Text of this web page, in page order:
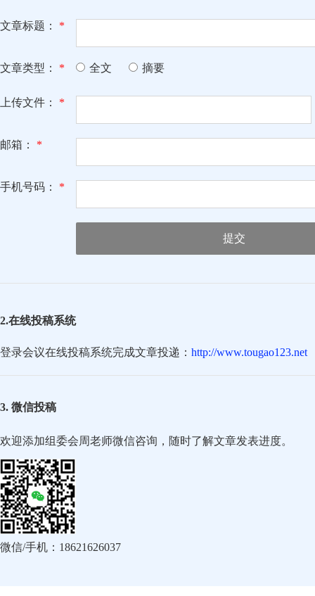
文章标题： *
文章类型： * 全文 摘要
上传文件： *
邮箱： *
手机号码： *
提交
2.在线投稿系统
登录会议在线投稿系统完成文章投递： http://www.tougao123.net
3. 微信投稿
欢迎添加组委会周老师微信咨询，随时了解文章发表进度。
微信/手机：18621626037